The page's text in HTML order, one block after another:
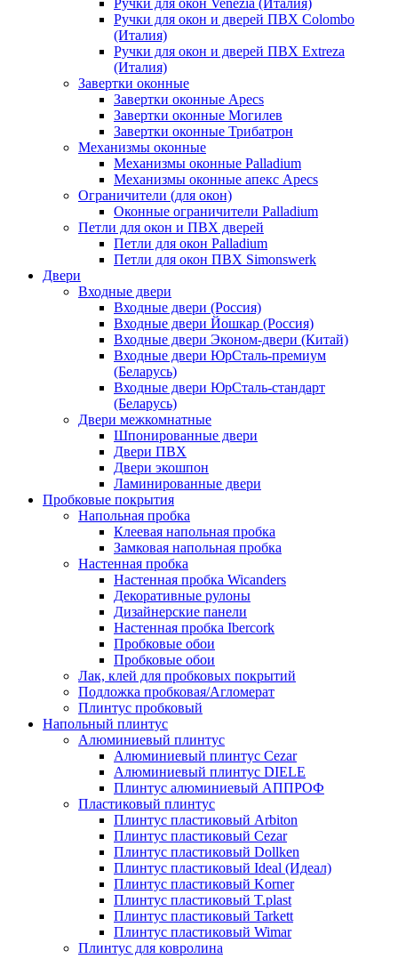
Ручки для окон Venezia (Италия)
Ручки для окон и дверей ПВХ Colombo
(Италия)
Ручки для окон и дверей ПВХ Extreza
(Италия)
Завертки оконные
Завертки оконные Apecs
Завертки оконные Могилев
Завертки оконные Трибатрон
Механизмы оконные
Механизмы оконные Palladium
Механизмы оконные апекс Apecs
Ограничители (для окон)
Оконные ограничители Palladium
Петли для окон и ПВХ дверей
Петли для окон Palladium
Петли для окон ПВХ Simonswerk
Двери
Входные двери
Входные двери (Россия)
Входные двери Йошкар (Россия)
Входные двери Эконом-двери (Китай)
Входные двери ЮрСталь-премиум
(Беларусь)
Входные двери ЮрСталь-стандарт
(Беларусь)
Двери межкомнатные
Шпонированные двери
Двери ПВХ
Двери экошпон
Ламинированные двери
Пробковые покрытия
Напольная пробка
Клеевая напольная пробка
Замковая напольная пробка
Настенная пробка
Настенная пробка Wicanders
Декоративные рулоны
Дизайнерские панели
Настенная пробка Ibercork
Пробковые обои
Пробковые обои
Лак, клей для пробковых покрытий
Подложка пробковая/Агломерат
Плинтус пробковый
Напольный плинтус
Алюминиевый плинтус
Алюминиевый плинтус Cezar
Алюминиевый плинтус DIELE
Плинтус алюминиевый АППРОФ
Пластиковый плинтус
Плинтус пластиковый Arbiton
Плинтус пластиковый Cezar
Плинтус пластиковый Dollken
Плинтус пластиковый Ideal (Идеал)
Плинтус пластиковый Korner
Плинтус пластиковый T.plast
Плинтус пластиковый Tarkett
Плинтус пластиковый Wimar
Плинтус для ковролина